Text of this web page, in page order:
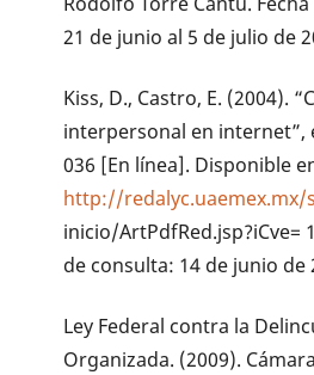
21 de junio al 5 de julio de
Kiss, D., Castro, E. (2004).
interpersonal en internet”,
036 [En línea]. Disponible
http://redalyc.uaemex.mx/
inicio/ArtPdfRed.jsp?iCve=
de consulta: 14 de junio de
Ley Federal contra la
Organizada. (2009).